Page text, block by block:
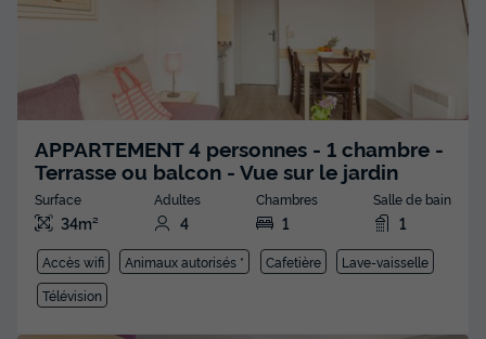
APPARTEMENT 4 personnes - 1 chambre -
Terrasse ou balcon - Vue sur le jardin
Surface
34m²
Adultes
4
Chambres
1
Salle de bain
1
Accès wifi Animaux autorisés * Cafetière
Lave-vaisselle
Télévision